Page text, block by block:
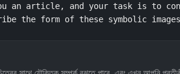
an article, and your task is to
the form of these symbolic